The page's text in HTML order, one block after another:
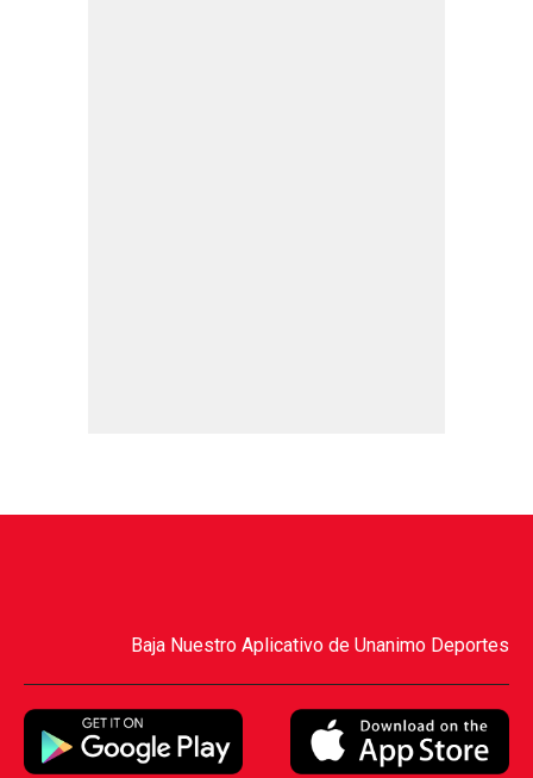
Baja Nuestro Aplicativo de Unanimo Deportes